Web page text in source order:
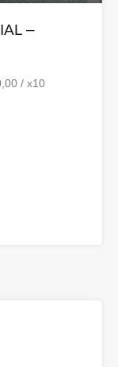
–
/ x10